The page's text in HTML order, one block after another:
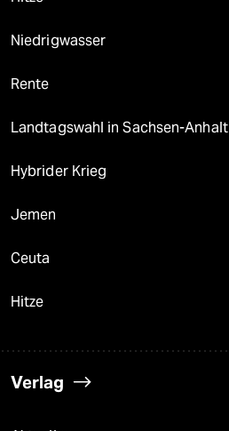
Niedrigwasser
Rente
Landtagswahl in Sachsen-Anhalt
Hybrider Krieg
Jemen
Ceuta
Hitze
Verlag